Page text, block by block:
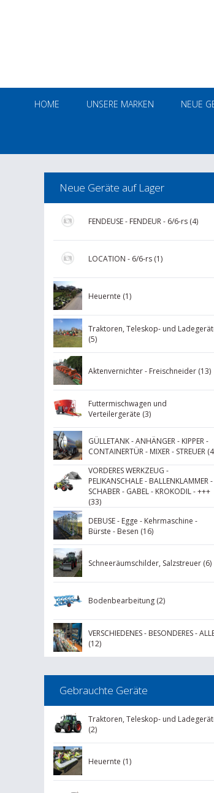
HOME UNSERE MARKEN NEUE
Neue Geräte auf Lager
FENDEUSE - FENDEUR - 6/6-rs (4)
LOCATION - 6/6-rs (1)
Heuernte (1)
Traktoren, Teleskop- und
(5)
Aktenvernichter - Freischneider (13)
Futtermischwagen und
Verteilergeräte (3)
GÜLLETANK - ANHÄNGER - KIPPER -
CONTAINERTÜR - MIXER - STREUER
VORDERES WERKZEUG -
PELIKANSCHALE - BALLENKLAMMER -
SCHABER - GABEL - KROKODIL - +++
(33)
DEBUSE - Egge - Kehrmaschine -
Bürste - Besen (16)
Schneeräumschilder, Salzstreuer (6)
Bodenbearbeitung (2)
VERSCHIEDENES - BESONDERES -
(12)
Gebrauchte Geräte
Traktoren, Teleskop- und
(2)
Heuernte (1)